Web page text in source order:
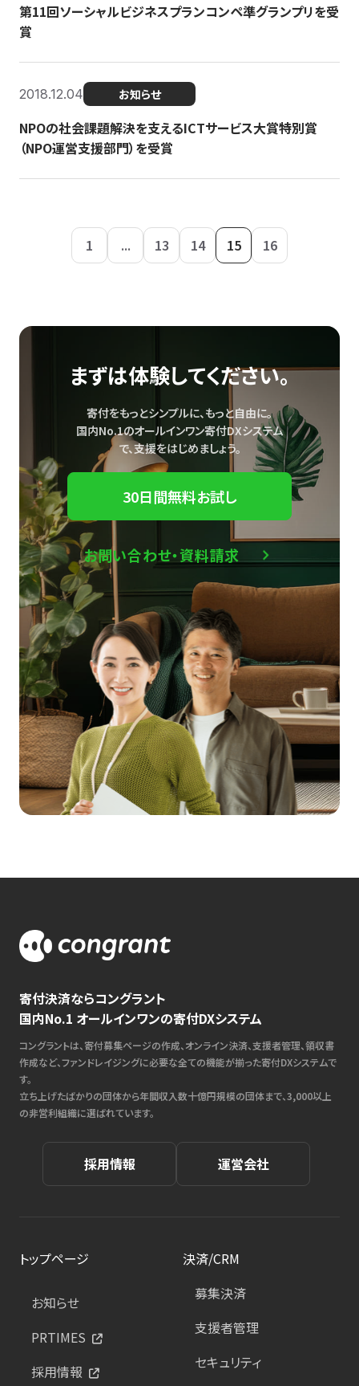
第11回ソーシャルビジネスプランコンペ準グランプリを受
賞
2018.12.04 お知らせ
NPOの社会課題解決を支えるICTサービス大賞特別賞
（NPO運営支援部門）を受賞
1 ... 13 14 15 16
まずは体験してください。
寄付をもっとシンプルに、もっと自由に。
国内No.1のオールインワン寄付DXシステム
で、支援をはじめましょう。
30日間無料お試し
お問い合わせ・資料請求
寄付決済ならコングラント
国内No.1 オールインワンの寄付DXシステム
コングラントは、寄付募集ページの作成、オンライン決済、支援者管理、領収書
作成など、ファンドレイジングに必要な全ての機能が揃った寄付DXシステムで
す。
立ち上げたばかりの団体から年間収入数十億円規模の団体まで、3,000以上
の非営利組織に選ばれています。
採用情報 運営会社
トップページ
お知らせ
PRTIMES
採用情報
決済/CRM
募集決済
支援者管理
セキュリティ